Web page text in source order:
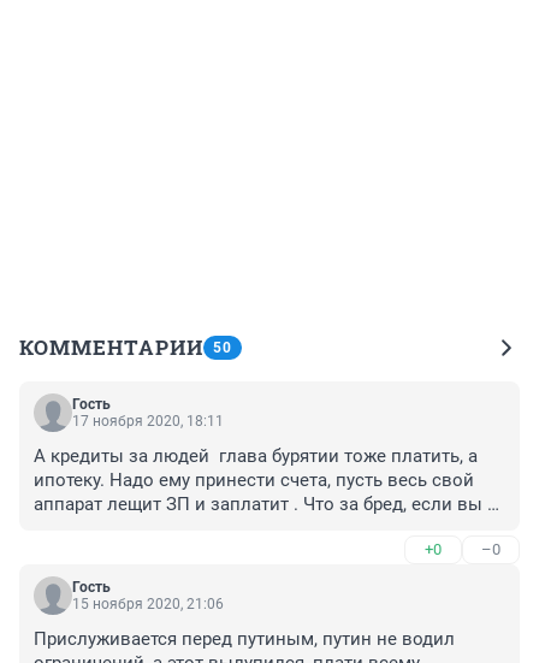
КОММЕНТАРИИ 50
Гость
17 ноября 2020, 18:11
А кредиты за людей  глава бурятии тоже платить, а
ипотеку. Надо ему принести счета, пусть весь свой
аппарат лещит ЗП и заплатит . Что за бред, если вы
жопень и тогда быстро все пойдёт на поправку.. Кто
вирус то переносит.. Вы реально думаете что это
общепит и развлечение. Офис в журавгях 80 болеет,
действия.. И это. Одно увидеть бклнт в цифрах, не
+0 –0
Гость
15 ноября 2020, 21:06
Прислуживается перед путиным, путин не водил